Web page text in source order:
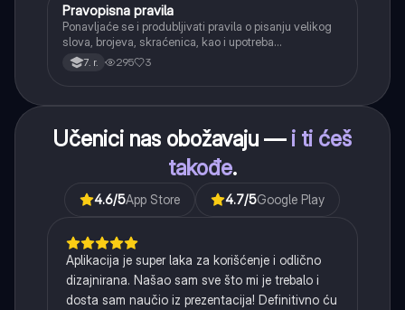
Srpski jezik
Pravopisna pravila
Ponavljaće se i produbljivati pravila o pisanju velikog
slova, brojeva, skraćenica, kao i upotreba
interpunkcije, sa posebnim fokusom na zarez u
složenoj rečenici.
7. r. 295 3
Učenici nas obožavaju — i ti ćeš
takođe.
4.6/5App Store 4.7/5Google Play
Aplikacija je super laka za korišćenje i odlično
dizajnirana. Našao sam sve što mi je trebalo i
dosta sam naučio iz prezentacija! Definitivno ću